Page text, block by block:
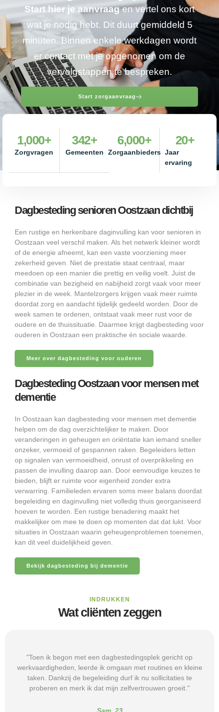
Start hier je aanvraagen vertel ons kort
wat je nodig hebt. Dit duurt gemiddeld 5
minuten. Binnen enkele werkdagen wordt
er contact met je opgenomen om de
vervolgstappen te bespreken.
Start zorgaanvraag
Zorgvragen
1,000+
Gemeenten
342+
Zorgaanbieders
6,000+
Jaar
ervaring
20+
Dagbesteding senioren Oostzaan dichtbij
Een rustige en herkenbare daginvulling kan voor senioren in
Oostzaan veel verschil maken. Als het netwerk kleiner wordt
of de energie afneemt, kan een vaste voorziening meer
zekerheid geven. Niet de prestatie staat centraal, maar
meedoen op een manier die prettig en veilig voelt. Juist de
combinatie van bezigheid en nabijheid zorgt vaak voor meer
plezier in de week. Mantelzorgers krijgen vaak meer ruimte
doordat zorg en aandacht tijdelijk gedeeld worden. Door de
week samen te ordenen, ontstaat vaak meer rust voor de
oudere en de thuissituatie. Daarmee krijgt dagbesteding voor
ouderen in Oostzaan een praktische én sociale waarde.
Meer over dagbesteding voor ouderen
Dagbesteding Oostzaan voor mensen met
dementie
In Oostzaan kan dagbesteding voor mensen met dementie
helpen om de dag overzichtelijker te maken. Door
veranderingen in geheugen en oriëntatie kan iemand sneller
onzeker, vermoeid of gespannen raken. Begeleiders letten
op signalen van vermoeidheid, onrust of overprikkeling en
passen de invulling daarop aan. Door eenvoudige keuzes te
bieden, blijft er ruimte voor eigenheid zonder extra
verwarring. Familieleden ervaren soms meer balans doordat
begeleiding en daginvulling niet volledig thuis georganiseerd
hoeven te worden. Een rustige benadering maakt het
makkelijker om mee te doen op momenten dat dat lukt. Voor
situaties in Oostzaan waarin geheugenproblemen toenemen,
kan dit veel duidelijkheid geven.
Bekijk dagbesteding bij dementie
INDRUKKEN
Wat cliënten zeggen
"Toen ik begon met een dagbestedingsplek gericht op
werkvaardigheden, leerde ik omgaan met routines en kleine
taken. Dankzij de begeleiding durf ik nu sollicitaties te
proberen en merk ik dat mijn zelfvertrouwen groeit."